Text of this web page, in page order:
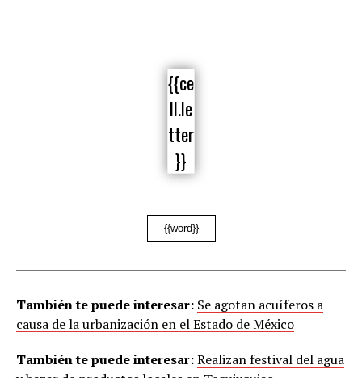
{{ce
ll.le
tter
}}
{{word}}
También te puede interesar: Se agotan acuíferos a
causa de la urbanización en el Estado de México
También te puede interesar:Realizan festival del agua